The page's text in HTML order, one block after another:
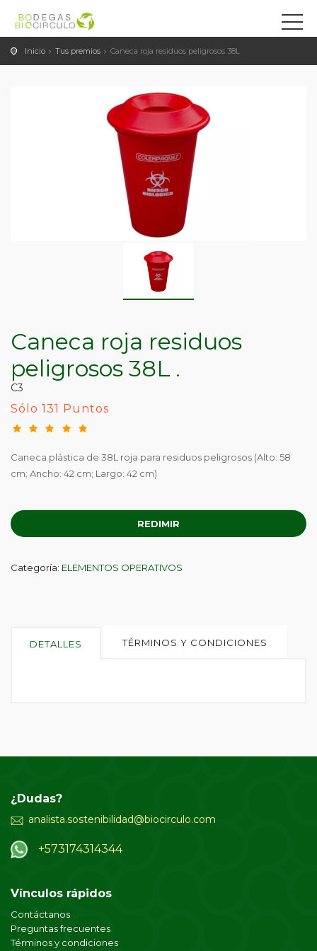
Inicio Tus premios Caneca roja residuos peligrosos 38L
Caneca roja residuos
peligrosos 38L .
C3
Sólo 131 Puntos
Caneca plástica de 38L roja para residuos peligrosos (Alto: 58
cm; Ancho: 42 cm; Largo: 42 cm)
REDIMIR
Categoría: ELEMENTOS OPERATIVOS
DETALLES TÉRMINOS Y CONDICIONES
¿Dudas?
analista.sostenibilidad@biocirculo.com
+573174314344
Vínculos rápidos
Contáctanos
Preguntas frecuentes
Términos y condiciones